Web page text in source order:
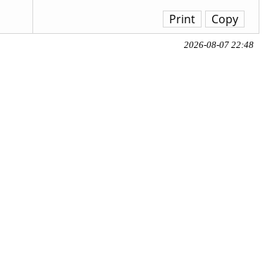
Copy
Print
2026-08-07 22:48